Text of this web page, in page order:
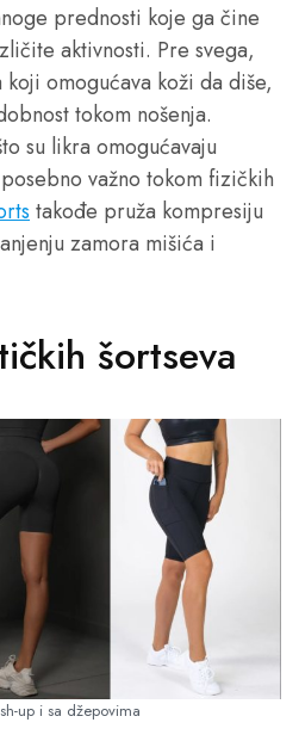
prednosti koje ga čine
aktivnosti. Pre svega,
omogućava koži da diše,
tokom nošenja.
su likra omogućavaju
važno tokom fizičkih
takođe pruža kompresiju
zamora mišića i
šortseva
up i sa džepovima